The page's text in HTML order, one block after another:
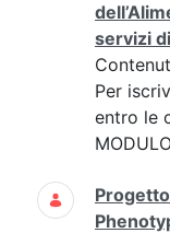
servizi
Per
entro le